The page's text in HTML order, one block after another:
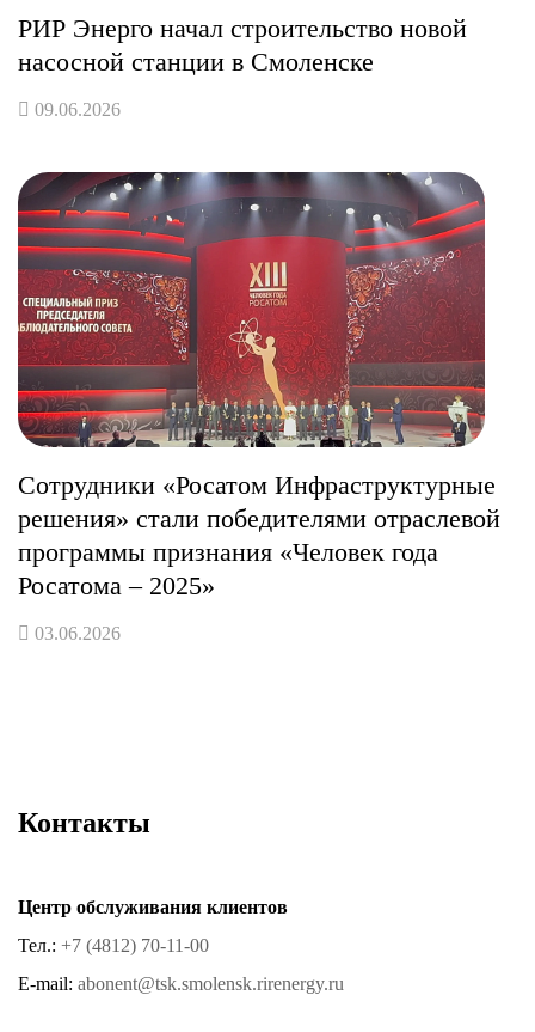
РИР Энерго начал строительство новой
насосной станции в Смоленске
09.06.2026
Сотрудники «Росатом Инфраструктурные
решения» стали победителями отраслевой
программы признания «Человек года
Росатома – 2025»
03.06.2026
Контакты
Центр обслуживания клиентов
Тел.: +7 (4812) 70-11-00
E-mail: abonent@tsk.smolensk.rirenergy.ru